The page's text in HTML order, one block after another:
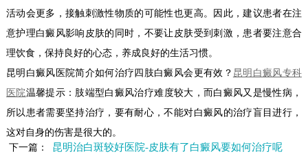
活动会更多，接触刺激性物质的可能性也更高。因此，建议患者在注
意护理白癜风影响皮肤的同时，不要让皮肤受到刺激，患者要注意合
理饮食，保持良好的心态，养成良好的生活习惯。
昆明白癜风医院简介如何治疗四肢白癜风会更有效？ 昆明白癜风专科
医院温馨提示：肢端型白癜风治疗难度较大，而白癜风又是慢性病，
所以患者需要坚持治疗，要有耐心，不能对白癜风的治疗盲目进行，
这对自身的伤害是很大的。
下一篇：
昆明治白斑较好医院-皮肤有了白癜风要如何治疗呢